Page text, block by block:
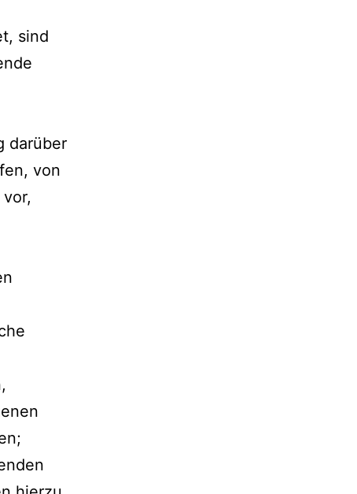
sind
darüber
von